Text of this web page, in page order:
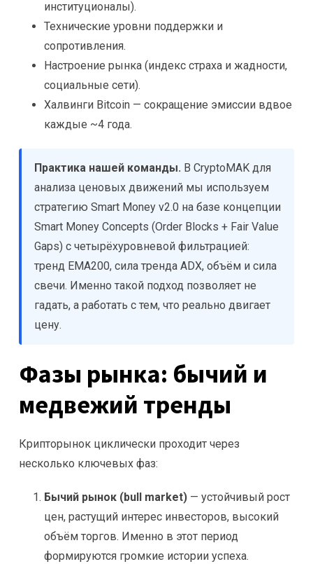
институционалы).
Технические уровни поддержки и
сопротивления.
Настроение рынка (индекс страха и жадности,
социальные сети).
Халвинги Bitcoin — сокращение эмиссии вдвое
каждые ~4 года.
Практика нашей команды. В CryptoMAK для
анализа ценовых движений мы используем
стратегию Smart Money v2.0 на базе концепции
Smart Money Concepts (Order Blocks + Fair Value
Gaps) с четырёхуровневой фильтрацией:
тренд EMA200, сила тренда ADX, объём и сила
свечи. Именно такой подход позволяет не
гадать, а работать с тем, что реально двигает
цену.
Фазы рынка: бычий и
медвежий тренды
Крипторынок циклически проходит через
несколько ключевых фаз:
Бычий рынок (bull market) — устойчивый рост
цен, растущий интерес инвесторов, высокий
объём торгов. Именно в этот период
формируются громкие истории успеха.